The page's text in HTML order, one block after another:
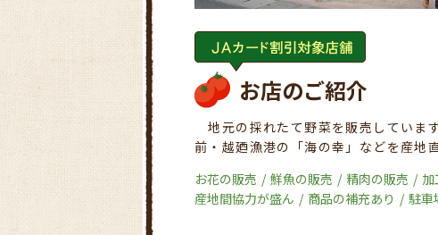
お店のご紹介
地元の採れたて野菜を販売していま
前・越廼漁港の「海の幸」などを産地
お花の販売
鮮魚の販売 精肉の販売
産地間協力が盛ん
商品の補充あり 駐車